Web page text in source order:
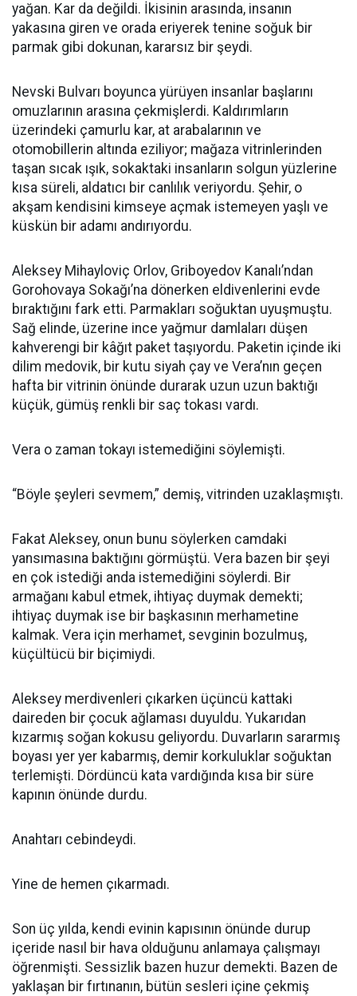
yağan. Kar da değildi. İkisinin arasında, insanın
yakasına giren ve orada eriyerek tenine soğuk bir
parmak gibi dokunan, kararsız bir şeydi.
Nevski Bulvarı boyunca yürüyen insanlar başlarını
omuzlarının arasına çekmişlerdi. Kaldırımların
üzerindeki çamurlu kar, at arabalarının ve
otomobillerin altında eziliyor; mağaza vitrinlerinden
taşan sıcak ışık, sokaktaki insanların solgun yüzlerine
kısa süreli, aldatıcı bir canlılık veriyordu. Şehir, o
akşam kendisini kimseye açmak istemeyen yaşlı ve
küskün bir adamı andırıyordu.
Aleksey Mihayloviç Orlov, Griboyedov Kanalı’ndan
Gorohovaya Sokağı’na dönerken eldivenlerini evde
bıraktığını fark etti. Parmakları soğuktan uyuşmuştu.
Sağ elinde, üzerine ince yağmur damlaları düşen
kahverengi bir kâğıt paket taşıyordu. Paketin içinde iki
dilim medovik, bir kutu siyah çay ve Vera’nın geçen
hafta bir vitrinin önünde durarak uzun uzun baktığı
küçük, gümüş renkli bir saç tokası vardı.
Vera o zaman tokayı istemediğini söylemişti.
“Böyle şeyleri sevmem,” demiş, vitrinden uzaklaşmıştı.
Fakat Aleksey, onun bunu söylerken camdaki
yansımasına baktığını görmüştü. Vera bazen bir şeyi
en çok istediği anda istemediğini söylerdi. Bir
armağanı kabul etmek, ihtiyaç duymak demekti;
ihtiyaç duymak ise bir başkasının merhametine
kalmak. Vera için merhamet, sevginin bozulmuş,
küçültücü bir biçimiydi.
Aleksey merdivenleri çıkarken üçüncü kattaki
daireden bir çocuk ağlaması duyuldu. Yukarıdan
kızarmış soğan kokusu geliyordu. Duvarların sararmış
boyası yer yer kabarmış, demir korkuluklar soğuktan
terlemişti. Dördüncü kata vardığında kısa bir süre
kapının önünde durdu.
Anahtarı cebindeydi.
Yine de hemen çıkarmadı.
Son üç yılda, kendi evinin kapısının önünde durup
içeride nasıl bir hava olduğunu anlamaya çalışmayı
öğrenmişti. Sessizlik bazen huzur demekti. Bazen de
yaklaşan bir fırtınanın, bütün sesleri içine çekmiş